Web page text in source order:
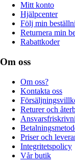
Mitt konto
Hjälpcenter
Följ min
Returnera min
Rabattkoder
Om oss
Om oss?
Kontakta oss
Returer och
Priser och
Integritetspolicy
Vår butik